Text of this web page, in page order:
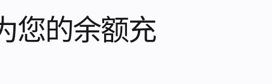
您的余额充